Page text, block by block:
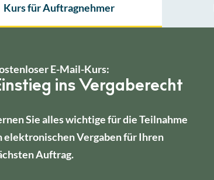
Kurs für Auftragnehmer
E-Mail-Kurs:
ins Vergaberecht
Sie alles wichtige für die Teilnahme
elektronischen Vergaben für Ihren
Auftrag.